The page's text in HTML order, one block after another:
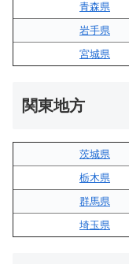
青森県
岩手県
宮城県
関東地方
茨城県
栃木県
群馬県
埼玉県